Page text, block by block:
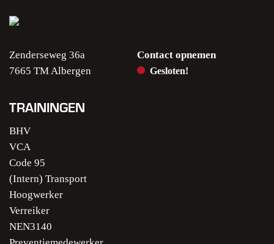
Zenderseweg 36a
7665 TM Albergen
Contact opnemen
Gesloten!
TRAININGEN
BHV
VCA
Code 95
(Intern) Transport
Hoogwerker
Verreiker
NEN3140